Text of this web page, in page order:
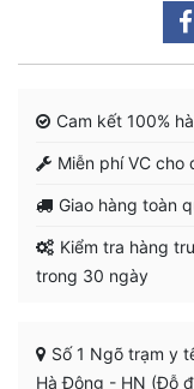
Cam kết 100%
Miễn phí VC cho
Giao hàng toàn
Kiểm tra hàng
trong 30 ngày
Số 1 Ngõ trạm y
Hà Đông - HN (Đỗ